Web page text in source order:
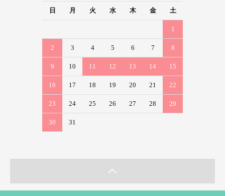
日
月 火 水 木 金 土
1
2 3 4 5 6 7 8
9 10 11 12 13 14 15
16 17 18 19 20 21 22
23 24 25 26 27 28 29
30 31